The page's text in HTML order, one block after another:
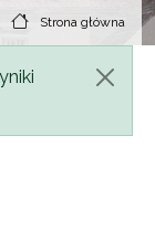
Strona główna